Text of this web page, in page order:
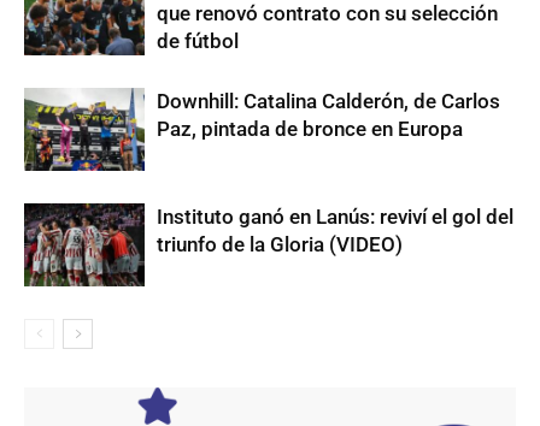
que renovó contrato con su selección
de fútbol
Downhill: Catalina Calderón, de Carlos
Paz, pintada de bronce en Europa
Instituto ganó en Lanús: reviví el gol del
triunfo de la Gloria (VIDEO)